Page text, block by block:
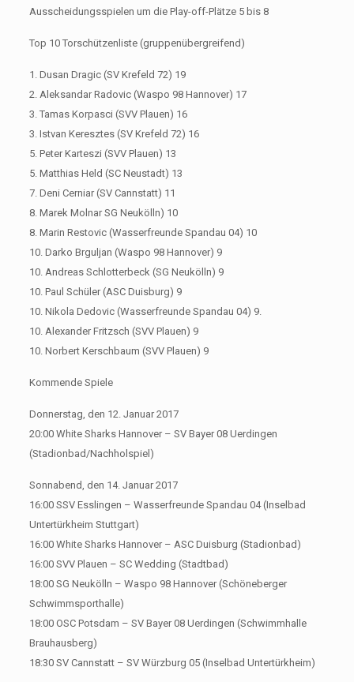
Ausscheidungsspielen um die Play-off-Plätze 5 bis 8
Top 10 Torschützenliste (gruppenübergreifend)
1. Dusan Dragic (SV Krefeld 72) 19
2. Aleksandar Radovic (Waspo 98 Hannover) 17
3. Tamas Korpasci (SVV Plauen) 16
3. Istvan Keresztes (SV Krefeld 72) 16
5. Peter Karteszi (SVV Plauen) 13
5. Matthias Held (SC Neustadt) 13
7. Deni Cerniar (SV Cannstatt) 11
8. Marek Molnar SG Neukölln) 10
8. Marin Restovic (Wasserfreunde Spandau 04) 10
10. Darko Brguljan (Waspo 98 Hannover) 9
10. Andreas Schlotterbeck (SG Neukölln) 9
10. Paul Schüler (ASC Duisburg) 9
10. Nikola Dedovic (Wasserfreunde Spandau 04) 9.
10. Alexander Fritzsch (SVV Plauen) 9
10. Norbert Kerschbaum (SVV Plauen) 9
Kommende Spiele
Donnerstag, den 12. Januar 2017
20:00 White Sharks Hannover – SV Bayer 08 Uerdingen
(Stadionbad/Nachholspiel)
Sonnabend, den 14. Januar 2017
16:00 SSV Esslingen – Wasserfreunde Spandau 04 (Inselbad
Untertürkheim Stuttgart)
16:00 White Sharks Hannover – ASC Duisburg (Stadionbad)
16:00 SVV Plauen – SC Wedding (Stadtbad)
18:00 SG Neukölln – Waspo 98 Hannover (Schöneberger
Schwimmsporthalle)
18:00 OSC Potsdam – SV Bayer 08 Uerdingen (Schwimmhalle
Brauhausberg)
18:30 SV Cannstatt – SV Würzburg 05 (Inselbad Untertürkheim)